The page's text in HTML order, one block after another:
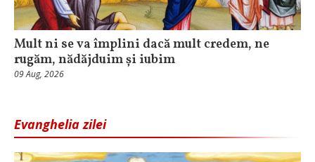
Mult ni se va împlini dacă mult credem, ne
rugăm, nădăjduim și iubim
09 Aug, 2026
Evanghelia zilei